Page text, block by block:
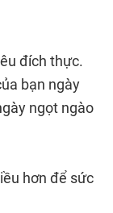
đích thực.
bạn ngày
ngọt ngào
hơn để sức